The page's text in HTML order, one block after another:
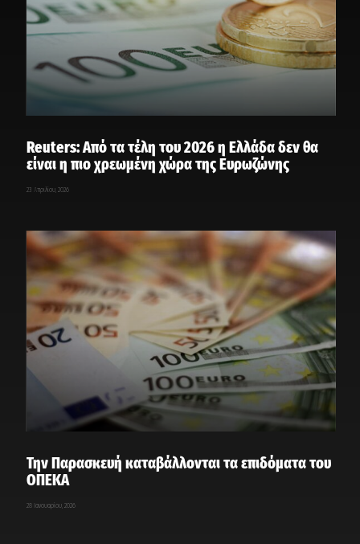
Reuters: Από τα τέλη του 2026 η Ελλάδα δεν θα
είναι η πιο χρεωμένη χώρα της Ευρωζώνης
23 Απριλίου, 2026
Την Παρασκευή καταβάλλονται τα επιδόματα του
ΟΠΕΚΑ
28 Ιανουαρίου, 2026